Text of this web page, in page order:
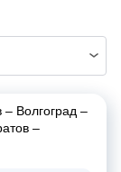
– Волгоград –
–